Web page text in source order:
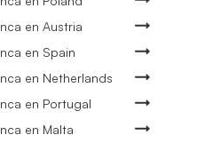
en Austria
en Spain
en Netherlands
en Portugal
en Malta